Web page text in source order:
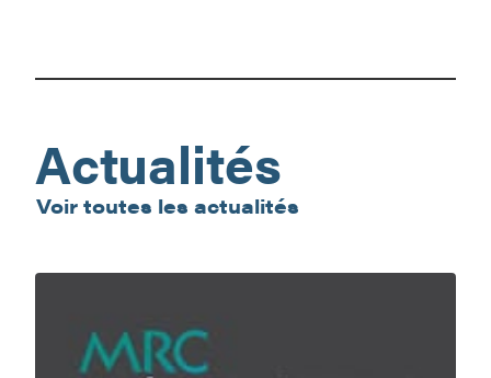
Marie
Actualités
Voir toutes les actualités
En
sécurité,